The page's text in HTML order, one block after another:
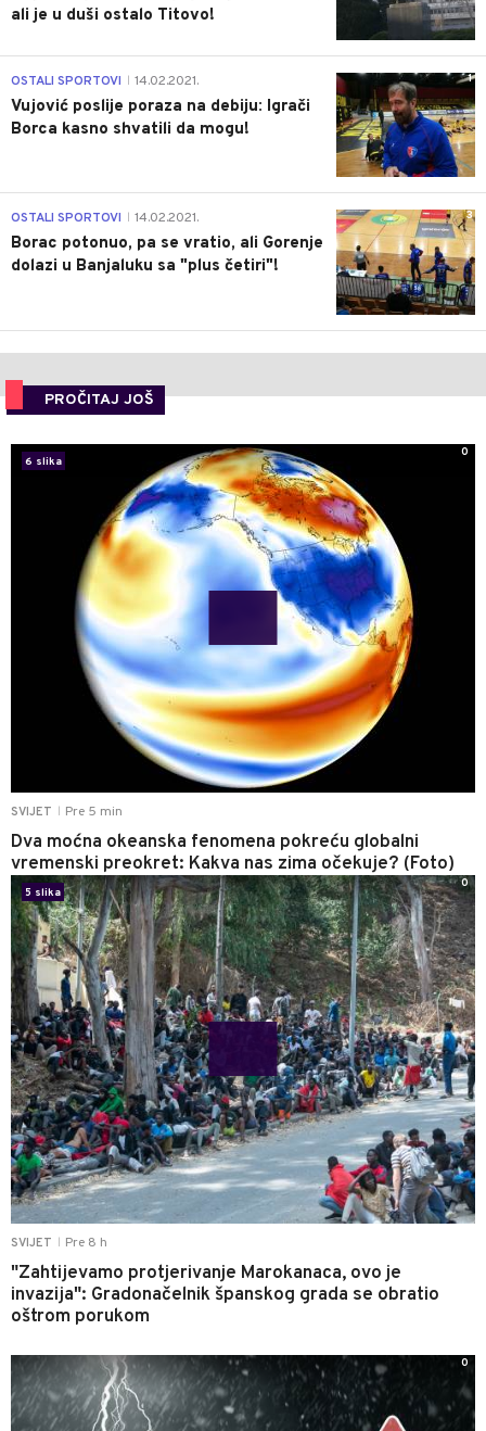
ali je u duši ostalo Titovo!
1
OSTALI SPORTOVI 14.02.2021.
Vujović poslije poraza na debiju: Igrači
Borca kasno shvatili da mogu!
3
OSTALI SPORTOVI 14.02.2021.
Borac potonuo, pa se vratio, ali Gorenje
dolazi u Banjaluku sa "plus četiri"!
PROČITAJ JOŠ
SVIJET Pre 5 min
Dva moćna okeanska fenomena pokreću globalni
vremenski preokret: Kakva nas zima očekuje? (Foto)
6 slika
0
SVIJET Pre 8 h
"Zahtijevamo protjerivanje Marokanaca, ovo je
invazija": Gradonačelnik španskog grada se obratio
oštrom porukom
5 slika
0
0